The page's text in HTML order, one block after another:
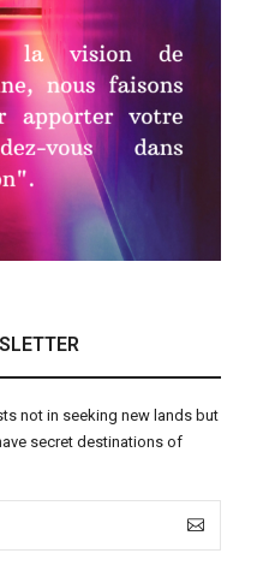
not in seeking new lands but
secret destinations of